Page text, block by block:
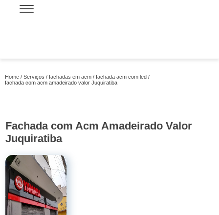
Home Serviços fachadas em acm
fachada acm com led
fachada com acm amadeirado valor Juquiratiba
Fachada com Acm Amadeirado Valor
Juquiratiba